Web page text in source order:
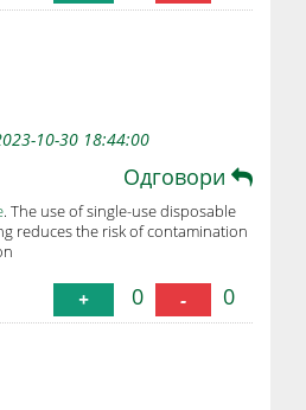
10-30 18:44:00
Одговори
. The use of single-use disposable
reduces the risk of contamination
+ 0 - 0